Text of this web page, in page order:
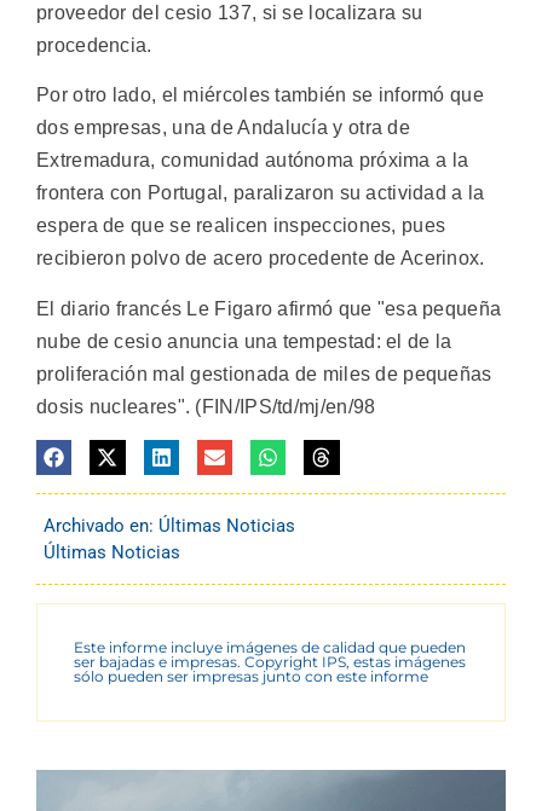
proveedor del cesio 137, si se localizara su
procedencia.
Por otro lado, el miércoles también se informó que
dos empresas, una de Andalucía y otra de
Extremadura, comunidad autónoma próxima a la
frontera con Portugal, paralizaron su actividad a la
espera de que se realicen inspecciones, pues
recibieron polvo de acero procedente de Acerinox.
El diario francés Le Figaro afirmó que "esa pequeña
nube de cesio anuncia una tempestad: el de la
proliferación mal gestionada de miles de pequeñas
dosis nucleares". (FIN/IPS/td/mj/en/98
Archivado en: Últimas Noticias
Últimas Noticias
Este informe incluye imágenes de calidad que pueden
ser bajadas e impresas. Copyright IPS, estas imágenes
sólo pueden ser impresas junto con este informe